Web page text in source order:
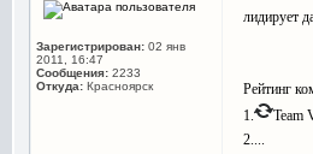
Зарегистрирован: 02 янв
2011, 16:47
Сообщения: 2233
Откуда: Красноярск
лидирует
Рейтинг
1.
Team
2....